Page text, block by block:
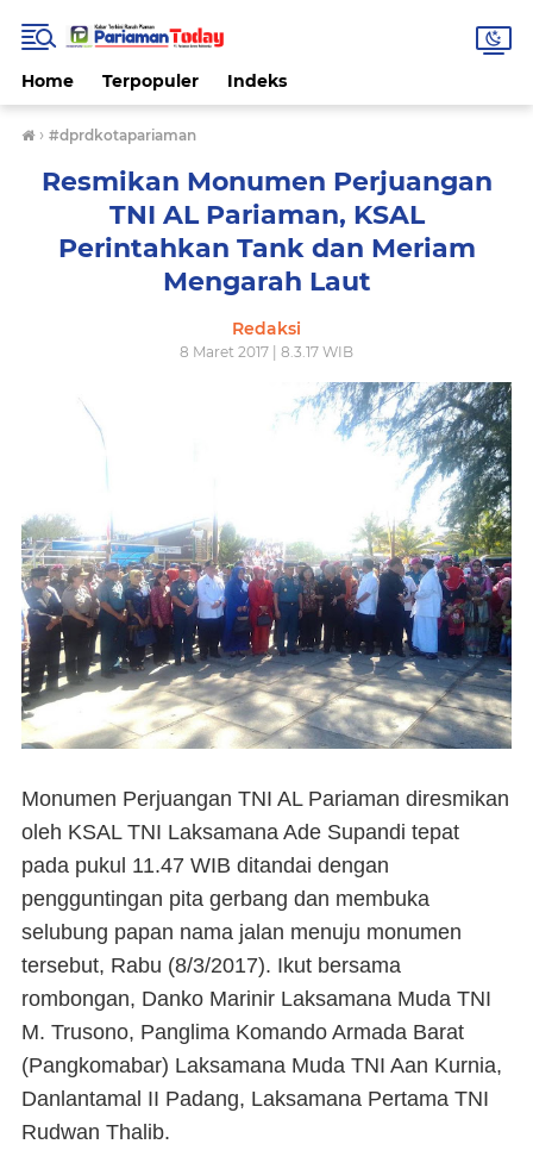
Home Terpopuler Indeks
› #dprdkotapariaman
Resmikan Monumen Perjuangan
TNI AL Pariaman, KSAL
Perintahkan Tank dan Meriam
Mengarah Laut
Redaksi
8 Maret 2017 | 8.3.17 WIB
Monumen Perjuangan TNI AL Pariaman diresmikan
oleh KSAL TNI Laksamana Ade Supandi tepat
pada pukul 11.47 WIB ditandai dengan
pengguntingan pita gerbang dan membuka
selubung papan nama jalan menuju monumen
tersebut, Rabu (8/3/2017). Ikut bersama
rombongan, Danko Marinir Laksamana Muda TNI
M. Trusono, Panglima Komando Armada Barat
(Pangkomabar) Laksamana Muda TNI Aan Kurnia,
Danlantamal II Padang, Laksamana Pertama TNI
Rudwan Thalib.